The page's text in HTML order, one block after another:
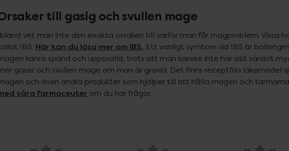
till gasig och svullen mage
vet man inte den exakta orsaken till varför man får magproblem. Vissa
IBS. Här kan du läsa mer om IBS. Ett vanligt symtom vid IBS är
känns spänd och uppsvälld, trots att man kanske inte har ätit särskilt
gaser och svullen mage om man är gravid. Det finns receptfria läkemedel
och även andra produkter som hjälper till att hålla magen och
våra farmaceuter om du har frågor.